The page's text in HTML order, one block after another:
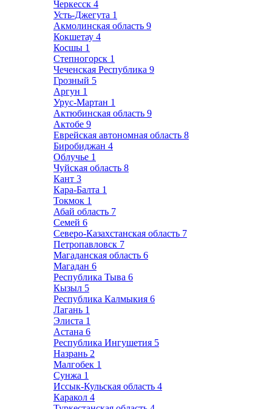
Черкесск 4
Усть-Джегута 1
Акмолинская область 9
Кокшетау 4
Косшы 1
Степногорск 1
Чеченская Республика 9
Грозный 5
Аргун 1
Урус-Мартан 1
Актюбинская область 9
Актобе 9
Еврейская автономная область 8
Биробиджан 4
Облучье 1
Чуйская область 8
Кант 3
Кара-Балта 1
Токмок 1
Абай область 7
Семей 6
Северо-Казахстанская область 7
Петропавловск 7
Магаданская область 6
Магадан 6
Республика Тыва 6
Кызыл 5
Республика Калмыкия 6
Лагань 1
Элиста 1
Астана 6
Республика Ингушетия 5
Назрань 2
Малгобек 1
Сунжа 1
Иссык-Кульская область 4
Каракол 4